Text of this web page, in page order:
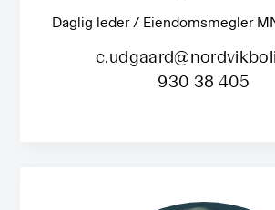
Daglig leder / Eiendomsmegler
930 38 405